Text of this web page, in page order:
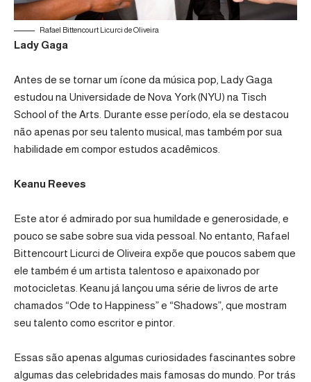
Rafael Bittencourt Licurci de Oliveira
Lady Gaga
Antes de se tornar um ícone da música pop, Lady Gaga
estudou na Universidade de Nova York (NYU) na Tisch
School of the Arts. Durante esse período, ela se destacou
não apenas por seu talento musical, mas também por sua
habilidade em compor estudos acadêmicos.
Keanu Reeves
Este ator é admirado por sua humildade e generosidade, e
pouco se sabe sobre sua vida pessoal. No entanto, Rafael
Bittencourt Licurci de Oliveira expõe que poucos sabem que
ele também é um artista talentoso e apaixonado por
motocicletas. Keanu já lançou uma série de livros de arte
chamados “Ode to Happiness” e “Shadows”, que mostram
seu talento como escritor e pintor.
Essas são apenas algumas curiosidades fascinantes sobre
algumas das celebridades mais famosas do mundo. Por trás